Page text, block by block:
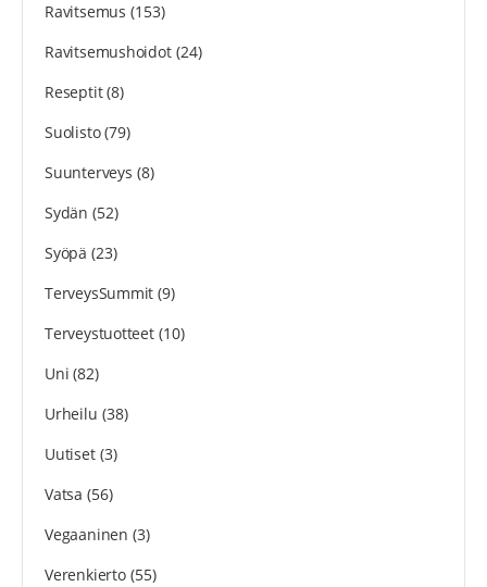
Ravitsemus (153)
Ravitsemushoidot(24)
Reseptit(8)
Suolisto(79)
Suunterveys (8)
Sydän (52)
Syöpä (23)
TerveysSummit (9)
Terveystuotteet(10)
Uni (82)
Urheilu (38)
Uutiset(3)
Vatsa (56)
Vegaaninen (3)
Verenkierto(55)